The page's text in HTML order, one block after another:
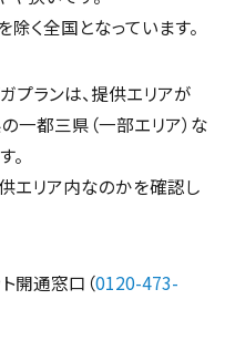
く全国となっています。
プランは、提供エリアが
一都三県（一部エリア）な
。
エリア内なのかを確認し
開通窓口（0120-473-